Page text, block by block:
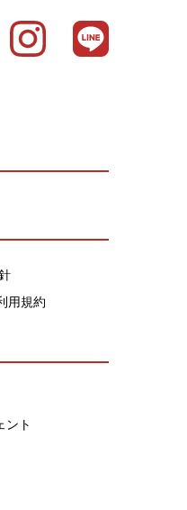
用規約
ント